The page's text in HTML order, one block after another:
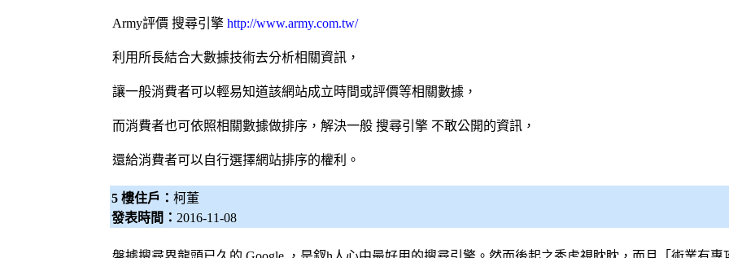
Army評價 搜尋引擎 http://www.army.com.tw/
利用所長結合大數據技術去分析相關資訊，
讓一般消費者可以輕易知道該網站成立時間或評價等相關數據，
而消費者也可依照相關數據做排序，解決一般 搜尋引擎不敢公開的資訊，
還給消費者可以自行選擇網站排序的權利。
5 樓住戶： 柯董
發表時間： 2016-11-08